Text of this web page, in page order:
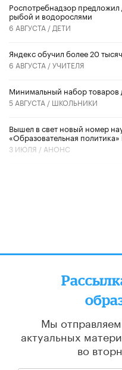
Роспотребнадзор
рыбой и водорослями
6 АВГУСТА / ДЕТИ
​Яндекс обучил более 20
6 АВГУСТА /УЧИТЕЛЯ
Минимальный набор
5 АВГУСТА / ШКОЛЬНИКИ
Вышел в свет новый номер
«Образовательная
3 ИЮЛЯ / АНОНС
Мы
актуальных
во